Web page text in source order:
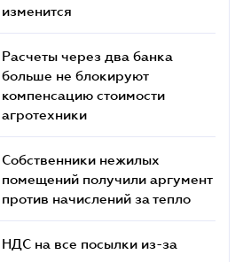
изменится
Расчеты через два банка
больше не блокируют
компенсацию стоимости
агротехники
Собственники нежилых
помещений получили аргумент
против начислений за тепло
НДС на все посылки из-за